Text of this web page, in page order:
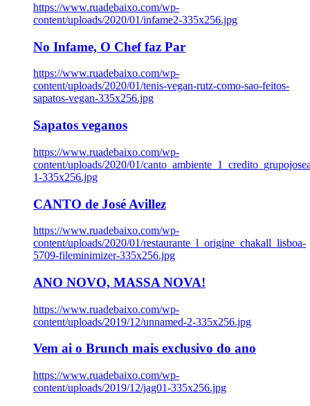
https://www.ruadebaixo.com/wp-
content/uploads/2020/01/infame2-335x256.jpg
No Infame, O Chef faz Par
https://www.ruadebaixo.com/wp-
content/uploads/2020/01/tenis-vegan-rutz-como-sao-feitos-
sapatos-vegan-335x256.jpg
Sapatos veganos
https://www.ruadebaixo.com/wp-
content/uploads/2020/01/
1-335x256.jpg
CANTO de José Avillez
https://www.ruadebaixo.com/wp-
content/uploads/2020/01/restaurante_l_origine_chakall_lisboa-
5709-fileminimizer-335x256.jpg
ANO NOVO, MASSA NOVA!
https://www.ruadebaixo.com/wp-
content/uploads/2019/12/unnamed-2-335x256.jpg
Vem ai o Brunch mais exclusivo do ano
https://www.ruadebaixo.com/wp-
content/uploads/2019/12/jag01-335x256.jpg